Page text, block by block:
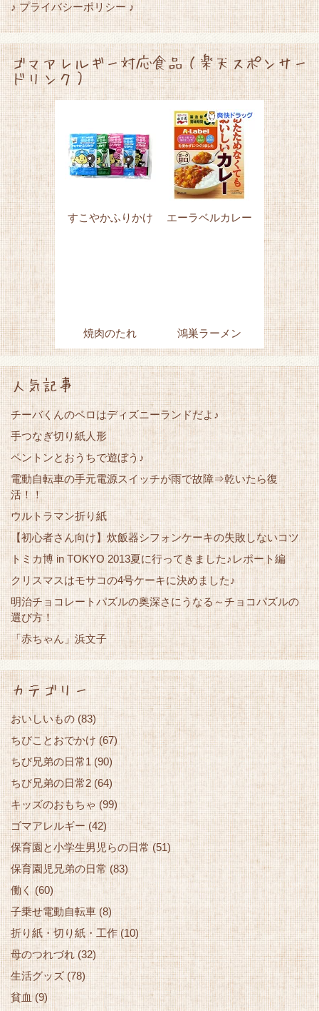
♪ プライバシーポリシー ♪
ゴマアレルギー対応食品（楽天スポンサー
ドリンク）
すこやかふりかけ エーラベルカレー
焼肉のたれ 鴻巣ラーメン
人気記事
チーバくんのベロはディズニーランドだよ♪
手つなぎ切り紙人形
ペントンとおうちで遊ぼう♪
電動自転車の手元電源スイッチが雨で故障⇒乾いたら復
活！！
ウルトラマン折り紙
【初心者さん向け】炊飯器シフォンケーキの失敗しないコツ
トミカ博 in TOKYO 2013夏に行ってきました♪レポート編
クリスマスはモサコの4号ケーキに決めました♪
明治チョコレートパズルの奥深さにうなる～チョコパズルの
選び方！
「赤ちゃん」浜文子
カテゴリー
おいしいもの (83)
ちびことおでかけ (67)
ちび兄弟の日常1(90)
ちび兄弟の日常2 (64)
キッズのおもちゃ (99)
ゴマアレルギー (42)
保育園と小学生男児らの日常 (51)
保育園児兄弟の日常(83)
働く(60)
子乗せ電動自転車 (8)
折り紙・切り紙・工作 (10)
母のつれづれ(32)
生活グッズ(78)
貧血(9)